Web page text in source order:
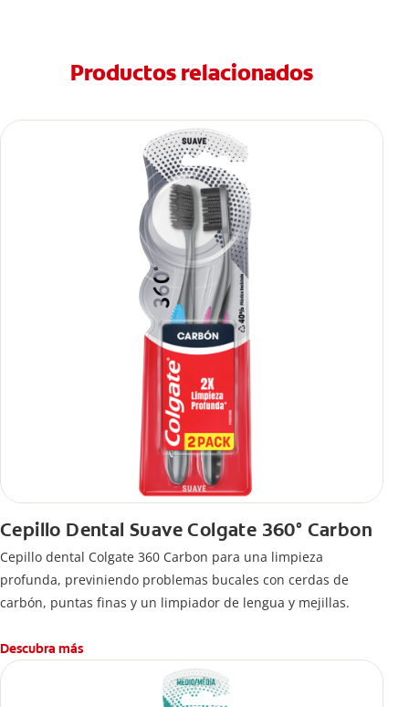
Productos relacionados
Cepillo Dental Suave Colgate 360° Carbon
Cepillo dental Colgate 360 ​​Carbon para una limpieza
profunda, previniendo problemas bucales con cerdas de
carbón, puntas finas y un limpiador de lengua y mejillas.
Descubra más